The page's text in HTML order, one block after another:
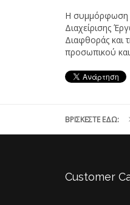
Η συμμόρφωση
Διαχείρισης
Διαφθοράς και
προσωπικού
ΒΡΊΣΚΕΣΤΕ ΕΔΏ:
Customer